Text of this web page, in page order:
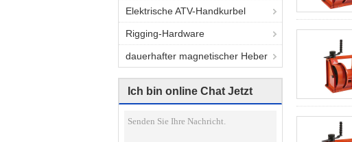
Elektrische ATV-Handkurbel
Rigging-Hardware
dauerhafter magnetischer Heber
Ich bin online Chat Jetzt